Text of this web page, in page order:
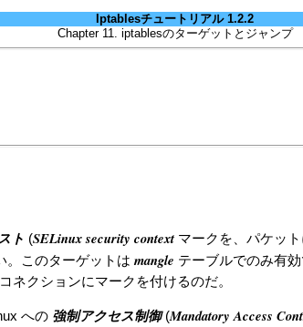
Iptablesチュートリアル 1.2.2
Chapter 11. iptablesのターゲットとジャンプ
ト (SELinux security context マークを、パケッ
。このターゲットは mangle テーブルでのみ有効
ネクションにマークを付けるのだ。
への 強制アクセス制御(Mandatory Access